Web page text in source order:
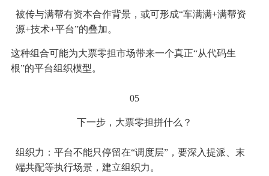
被传与满帮有资本合作背景，或可形成“车满满+满帮资
源+技术+平台”的叠加。
这种组合可能为大票零担市场带来一个真正“从代码生
根”的平台组织模型。
05
下一步，大票零担拼什么？
组织力：平台不能只停留在“调度层”，要深入提派、末
端共配等执行场景，建立组织力。